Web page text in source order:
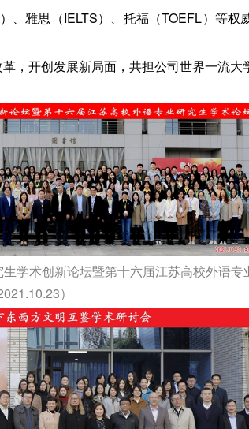
、雅思（IELTS）、托福（TOEFL）等权
，开创发展新局面，共担公司世界一流大
学术创新论坛暨第十六届江苏高校外语
）